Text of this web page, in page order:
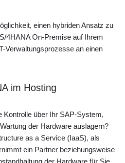
einen hybriden Ansatz zu
4HANA On-Premise auf Ihrem
Verwaltungsprozesse an einen
im Hosting
Kontrolle über Ihr SAP-System,
der Hardware auslagern?
as a Service (IaaS), als
ein Partner beziehungsweise
der Hardware für Sie.